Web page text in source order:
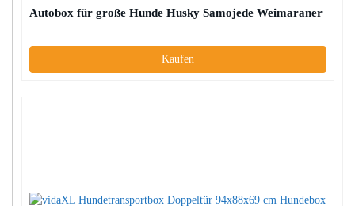
Autobox für große Hunde Husky Samojede Weimaraner
69 cm XL 0048HT
Kaufen